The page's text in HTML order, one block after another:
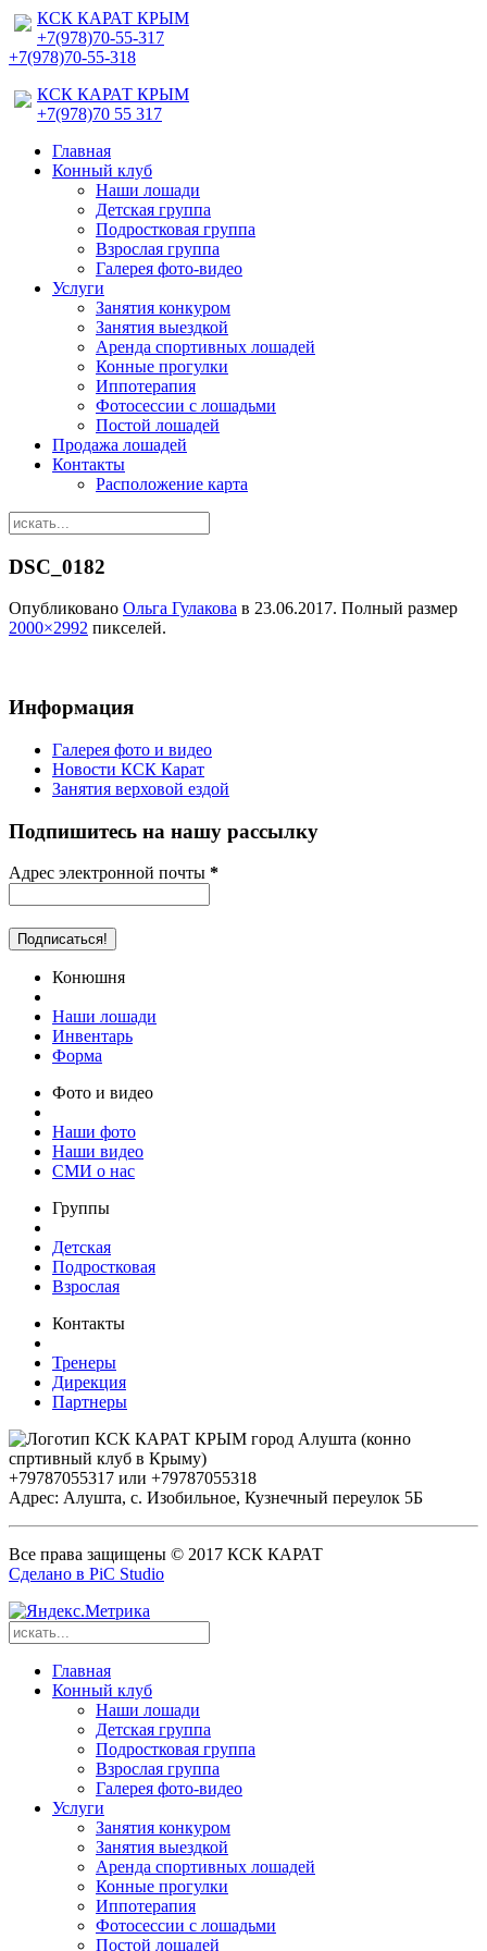
КСК КАРАТ КРЫМ
+7(978)70-55-317
+7(978)70-55-318
КСК КАРАТ КРЫМ
+7(978)70 55 317
Главная
Конный клуб
Наши лошади
Детская группа
Подростковая группа
Взрослая группа
Галерея фото-видео
Услуги
Занятия конкуром
Занятия выездкой
Аренда спортивных лошадей
Конные прогулки
Иппотерапия
Фотосессии с лошадьми
Постой лошадей
Продажа лошадей
Контакты
Расположение карта
DSC_0182
Опубликовано Ольга Гулакова в 23.06.2017. Полный размер
2000×2992 пикселей.
Информация
Галерея фото и видео
Новости КСК Карат
Занятия верховой ездой
Подпишитесь на нашу рассылку
Адрес электронной почты *
Конюшня
Наши лошади
Инвентарь
Форма
Фото и видео
Наши фото
Наши видео
СМИ о нас
Группы
Детская
Подростковая
Взрослая
Контакты
Тренеры
Дирекция
Партнеры
+79787055317 или +79787055318
Адрес: Алушта, с. Изобильное, Кузнечный переулок 5Б
Все права защищены © 2017 КСК КАРАТ
Сделано в PiC Studio
Главная
Конный клуб
Наши лошади
Детская группа
Подростковая группа
Взрослая группа
Галерея фото-видео
Услуги
Занятия конкуром
Занятия выездкой
Аренда спортивных лошадей
Конные прогулки
Иппотерапия
Фотосессии с лошадьми
Постой лошадей